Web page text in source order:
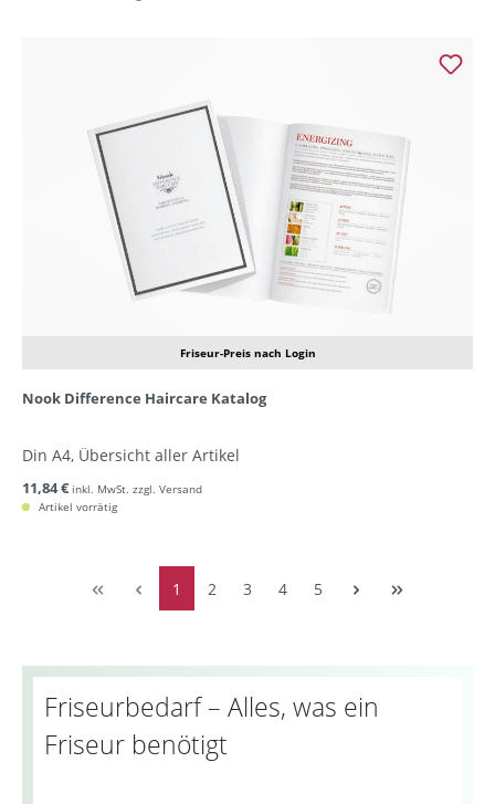
Friseur-Preis nach Login
Nook Difference Haircare Katalog
Din A4, Übersicht aller Artikel
11,84 € inkl. MwSt. zzgl. Versand
Artikel vorrätig
1 2 3 4 5
Friseurbedarf – Alles, was ein
Friseur benötigt